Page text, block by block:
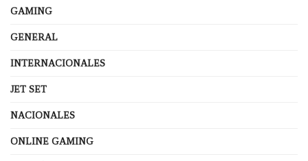
GAMING
GENERAL
INTERNACIONALES
JET SET
NACIONALES
ONLINE GAMING